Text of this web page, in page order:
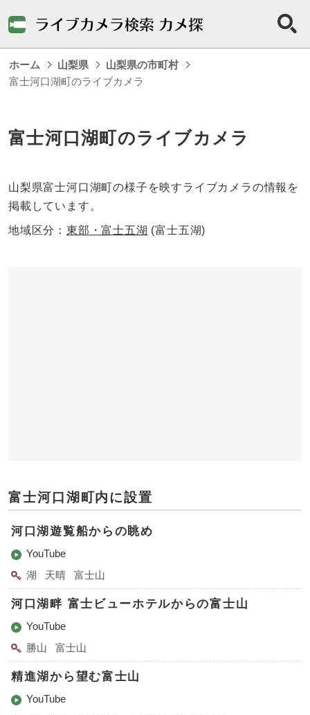
ホーム 山梨県
山梨県の市町村
富士河口湖町のライブカメラ
富士河口湖町のライブカメラ
山梨県富士河口湖町の様子を映すライブカメラの情報を
掲載しています。
地域区分： 東部・富士五湖 (富士五湖)
富士河口湖町内に設置
河口湖遊覧船からの眺め
YouTube
湖
天晴 富士山
河口湖畔 富士ビューホテルからの富士山
YouTube
勝山
富士山
精進湖から望む富士山
YouTube